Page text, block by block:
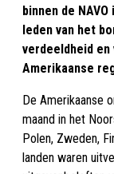
binnen de
leden van het
verdeeldheid en
Amerikaanse
De Amerikaanse
maand in het
Polen, Zweden,
landen waren